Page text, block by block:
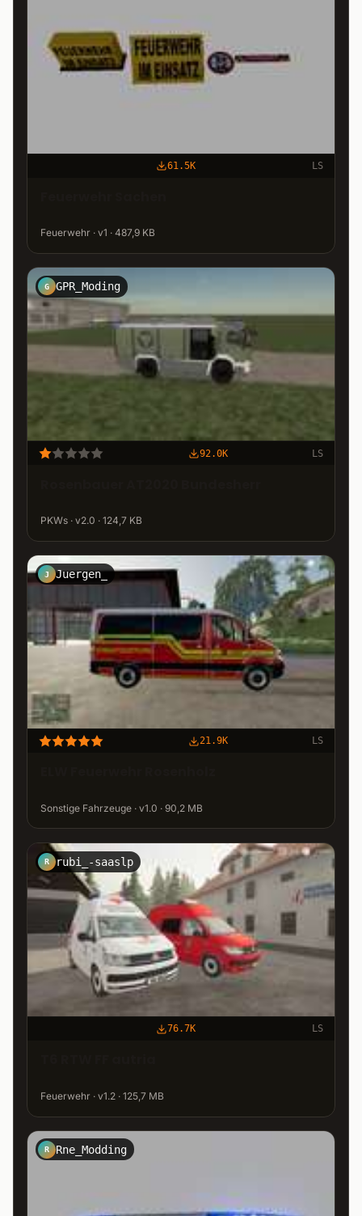
61.5K LS
Feuerwehr · v1 · 487,9 KB
G GPR_Moding
92.0K LS
PKWs · v2.0 · 124,7 KB
J Juergen_
21.9K LS
Sonstige Fahrzeuge · v1.0 · 90,2 MB
R rubi_-saaslp
76.7K LS
Feuerwehr · v1.2 · 125,7 MB
R Rne_Modding